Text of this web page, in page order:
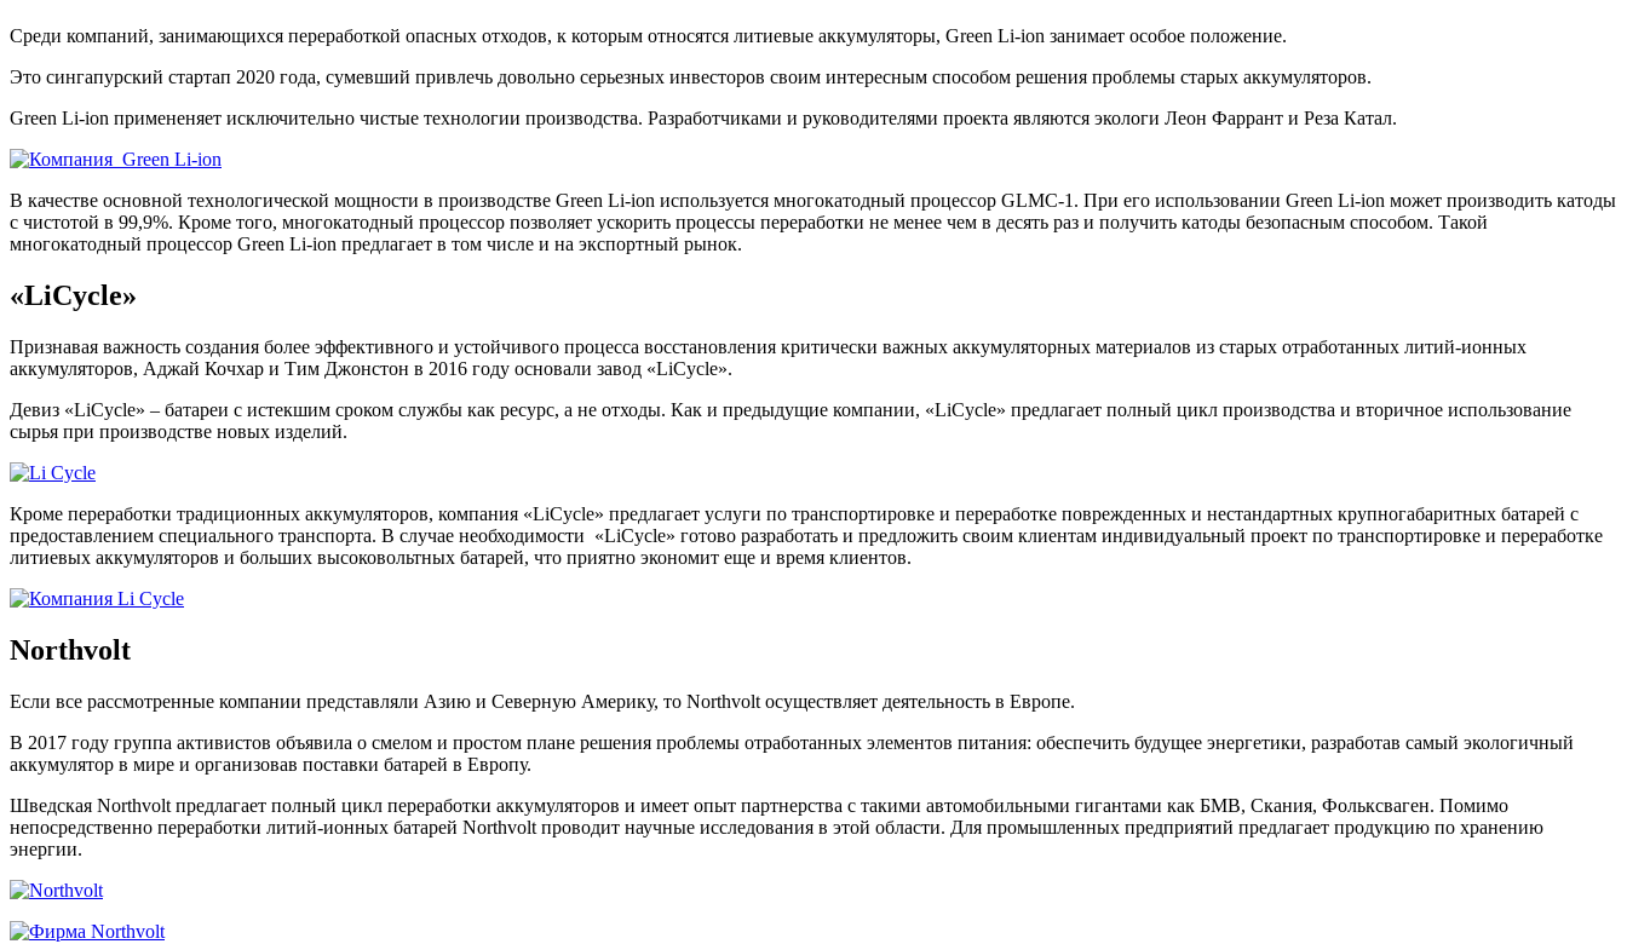
Среди компаний, занимающихся переработкой опасных отходов, к которым относятся литиевые аккумуляторы, Green Li-ion занимает особое положение.
Это сингапурский стартап 2020 года, сумевший привлечь довольно серьезных инвесторов своим интересным способом решения проблемы старых аккумуляторов.
Green Li-ion примененяет исключительно чистые технологии производства. Разработчиками и руководителями проекта являются экологи Леон Фаррант и Реза Катал.
В качестве основной технологической мощности в производстве Green Li-ion используется многокатодный процессор GLMC-1. При его использовании Green Li-ion может производить катоды
с чистотой в 99,9%. Кроме того, многокатодный процессор позволяет ускорить процессы переработки не менее чем в десять раз и получить катоды безопасным способом. Такой
многокатодный процессор Green Li-ion предлагает в том числе и на экспортный рынок.
«LiCycle»
Признавая важность создания более эффективного и устойчивого процесса восстановления критически важных аккумуляторных материалов из старых отработанных литий-ионных
аккумуляторов, Аджай Кочхар и Тим Джонстон в 2016 году основали завод «LiCycle».
Девиз «LiCycle» – батареи с истекшим сроком службы как ресурс, а не отходы. Как и предыдущие компании, «LiCycle» предлагает полный цикл производства и вторичное использование
сырья при производстве новых изделий.
Кроме переработки традиционных аккумуляторов, компания «LiCycle» предлагает услуги по транспортировке и переработке поврежденных и нестандартных крупногабаритных батарей с
предоставлением специального транспорта. В случае необходимости «LiCycle» готово разработать и предложить своим клиентам индивидуальный проект по транспортировке и переработке
литиевых аккумуляторов и больших высоковольтных батарей, что приятно экономит еще и время клиентов.
Northvolt
Если все рассмотренные компании представляли Азию и Северную Америку, то Northvolt осуществляет деятельность в Европе.
В 2017 году группа активистов объявила о смелом и простом плане решения проблемы отработанных элементов питания: обеспечить будущее энергетики, разработав самый экологичный
аккумулятор в мире и организовав поставки батарей в Европу.
Шведская Northvolt предлагает полный цикл переработки аккумуляторов и имеет опыт партнерства с такими автомобильными гигантами как БМВ, Скания, Фольксваген. Помимо
непосредственно переработки литий-ионных батарей Northvolt проводит научные исследования в этой области. Для промышленных предприятий предлагает продукцию по хранению
энергии.